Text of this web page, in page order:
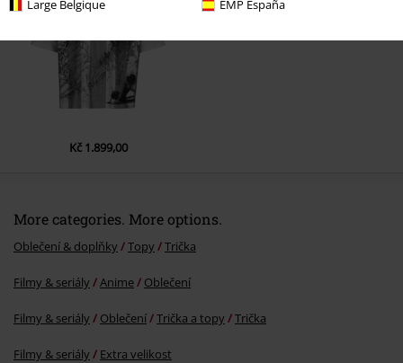
Large Belgique EMP España
Kč 1.899,00
More categories. More options.
Oblečení & doplňky Topy Trička
Filmy & seriály Anime Oblečení
Filmy & seriály Oblečení Trička a topy Trička
Filmy & seriály Extra velikost